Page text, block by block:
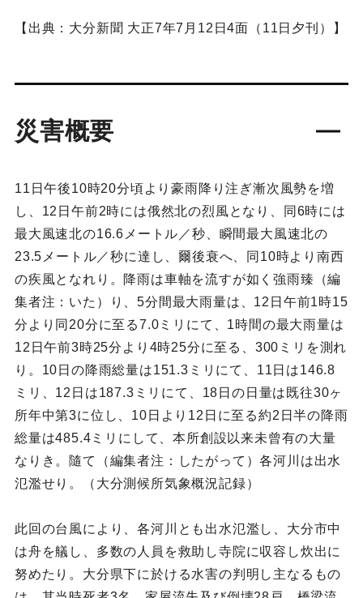
【出典：大分新聞 大正7年7月12日4面（11日夕刊）】
災害概要
11日午後10時20分頃より豪雨降り注ぎ漸次風勢を増
し、12日午前2時には俄然北の烈風となり、同6時には
最大風速北の16.6メートル／秒、瞬間最大風速北の
23.5メートル／秒に達し、爾後衰へ、同10時より南西
の疾風となれり。降雨は車軸を流すが如く強雨臻（編
集者注：いた）り、5分間最大雨量は、12日午前1時15
分より同20分に至る7.0ミリにて、1時間の最大雨量は
12日午前3時25分より4時25分に至る、300ミリを測れ
り。10日の降雨総量は151.3ミリにて、11日は146.8
ミリ、12日は187.3ミリにて、18日の日量は既往30ヶ
所年中第3に位し、10日より12日に至る約2日半の降雨
総量は485.4ミリにして、本所創設以来未曾有の大量
なりき。隨て（編集者注：したがって）各河川は出水
氾濫せり。（大分測候所気象概況記録）
此回の台風により、各河川とも出水氾濫し、大分市中
は舟を艤し、多数の人員を救助し寺院に収容し炊出に
努めたり。大分県下に於ける水害の判明し主なるもの